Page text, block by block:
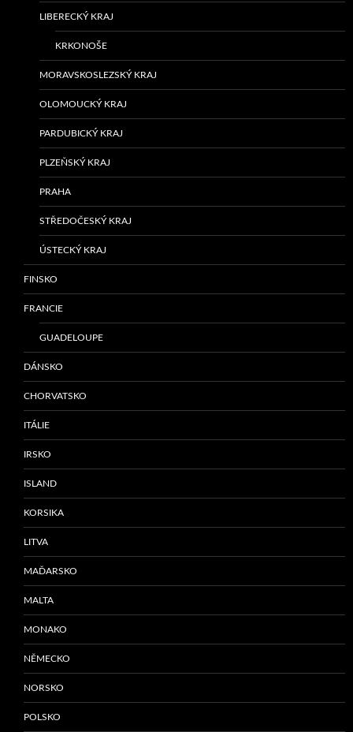
LIBERECKÝ KRAJ
KRKONOŠE
MORAVSKOSLEZSKÝ KRAJ
OLOMOUCKÝ KRAJ
PARDUBICKÝ KRAJ
PLZEŇSKÝ KRAJ
PRAHA
STŘEDOČESKÝ KRAJ
ÚSTECKÝ KRAJ
FINSKO
FRANCIE
GUADELOUPE
DÁNSKO
CHORVATSKO
ITÁLIE
IRSKO
ISLAND
KORSIKA
LITVA
MAĎARSKO
MALTA
MONAKO
NĚMECKO
NORSKO
POLSKO